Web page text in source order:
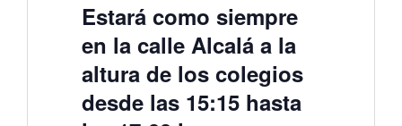
Estará como siempre
en la calle Alcalá a la
altura de los colegios
desde las 15:15 hasta